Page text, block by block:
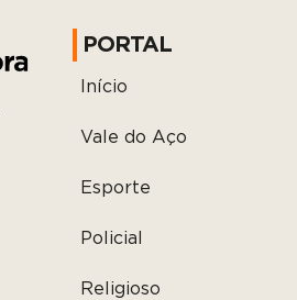
PORTAL
Início
Vale do Aço
Esporte
Policial
Religioso